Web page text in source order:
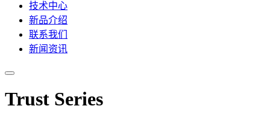
技术中心
新品介绍
联系我们
新闻资讯
Trust Series